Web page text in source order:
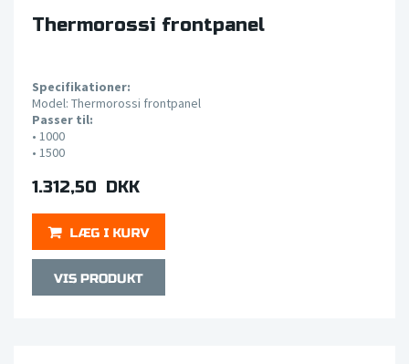
Thermorossi frontpanel
Specifikationer:
Model: Thermorossi frontpanel
Passer til:
• 1000
• 1500
1.312,50 DKK